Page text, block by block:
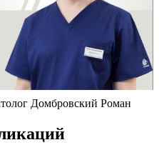
Домбровский Роман